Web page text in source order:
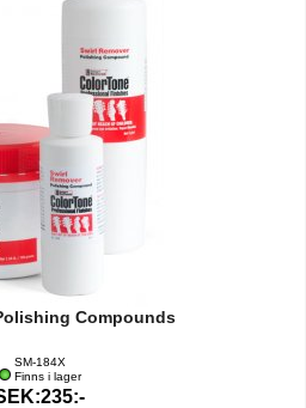
Compounds
SM-184X
Finns i lager